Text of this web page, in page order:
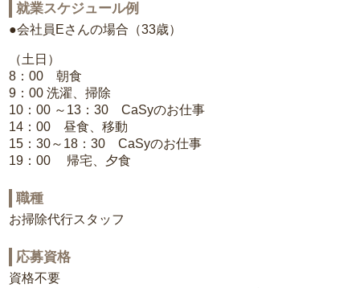
就業スケジュール例
●会社員Eさんの場合（33歳）
（土日）
8：00 朝食
9：00 洗濯、掃除
10：00 ～13：30 CaSyのお仕事
14：00 昼食、移動
15：30～18：30 CaSyのお仕事
19：00 帰宅、夕食
職種
お掃除代行スタッフ
応募資格
資格不要